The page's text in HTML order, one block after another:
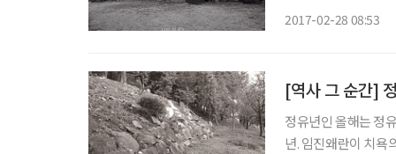
2017-02-28 08:53
정유년인 올해는 정
년. 임진왜란이 치욕